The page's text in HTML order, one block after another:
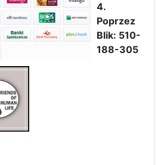
4.
Poprzez
Blik: 510-
188-305